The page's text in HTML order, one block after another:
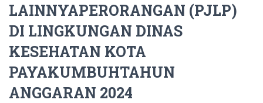
LAINNYAPERORANGAN (PJLP)
DI LINGKUNGAN DINAS
KESEHATAN KOTA
PAYAKUMBUHTAHUN
ANGGARAN 2024